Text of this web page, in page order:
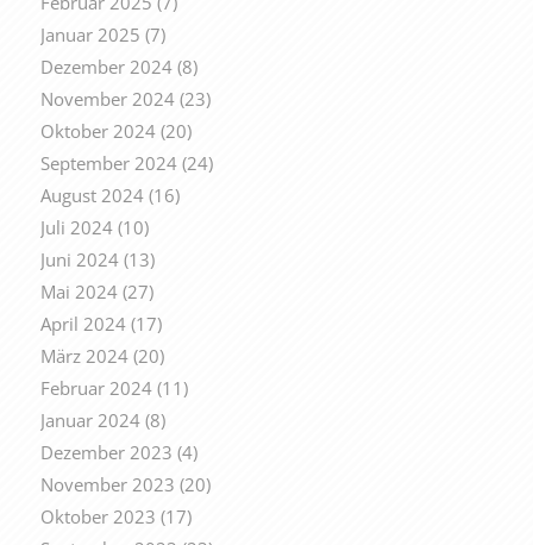
Januar 2025 (7)
Dezember 2024(8)
November 2024(23)
Oktober 2024(20)
September 2024(24)
August 2024(16)
Juli 2024(10)
Juni 2024(13)
Mai 2024(27)
April 2024(17)
März 2024(20)
Februar 2024(11)
Januar 2024(8)
Dezember 2023 (4)
November 2023 (20)
Oktober 2023 (17)